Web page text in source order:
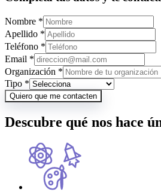
Nombre *
Apellido *
Teléfono *
Email *
Organización *
Tipo *
Quiero que me contacten
Descubre qué nos hace